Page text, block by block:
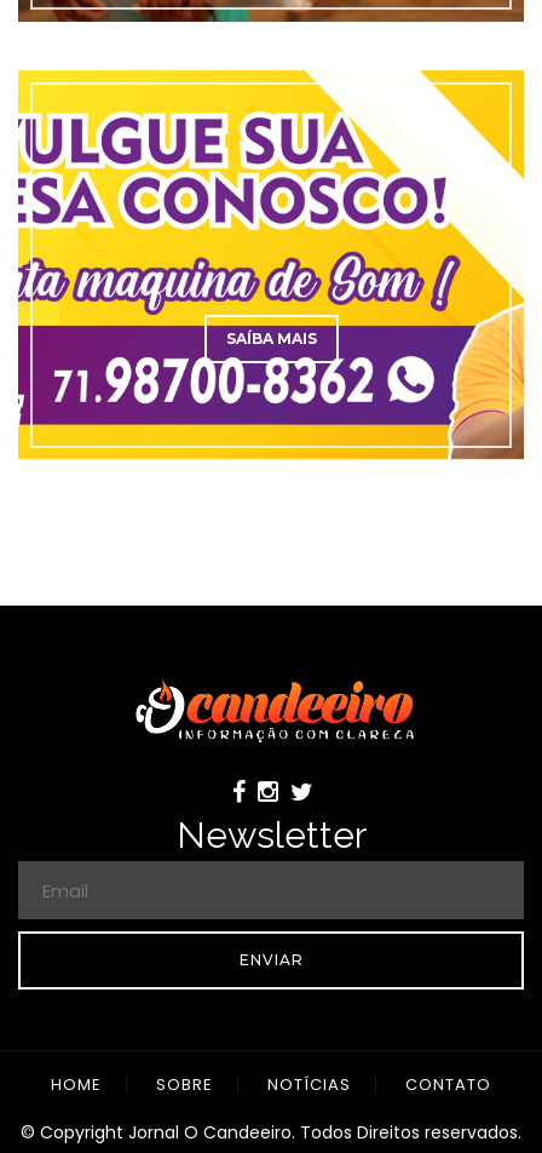
SAÍBA MAIS
Newsletter
ENVIAR
HOME SOBRE NOTÍCIAS CONTATO
© Copyright Jornal O Candeeiro. Todos Direitos reservados.